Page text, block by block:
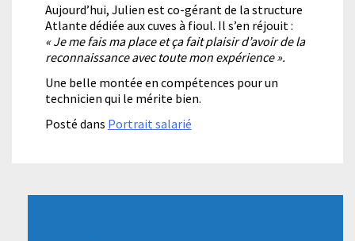
Aujourd’hui, Julien est co-gérant de la structure
Atlante dédiée aux cuves à fioul. Il s’en réjouit :
« Je me fais ma place et ça fait plaisir d’avoir de la
reconnaissance avec toute mon expérience ».
Une belle montée en compétences pour un
technicien qui le mérite bien.
Posté dans Portrait salarié